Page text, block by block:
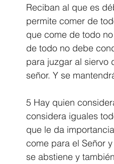
2 Thessalonians/2 Tesalonicenses
Hebrews/Hebreos James/
Reciban al que es
permite comer de
que come de todo
de todo no debe
para juzgar al siervo
señor. Y se
5 Hay quien
considera iguales
que le da
come para el Señor
se abstiene y